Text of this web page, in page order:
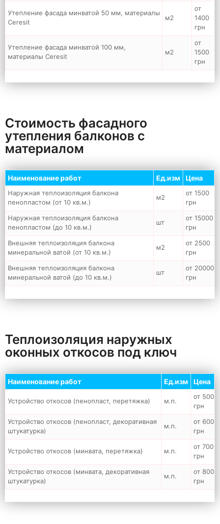
Утепление фасада минватой 50 мм, материалы
Ceresit
м2
от
1400
грн
Утепление фасада минватой 100 мм,
материалы Ceresit
м2
от
1500
грн
Стоимость фасадного
утепления балконов с
материалом
Наименование работ Ед.изм Цена
Наружная теплоизоляция балкона
пенопластом (от 10 кв.м.)
м2
от 1500
грн
Наружная теплоизоляция балкона
пенопластом (до 10 кв.м.)
шт
от 15000
грн
Внешняя теплоизоляция балкона
минеральной ватой (от 10 кв.м.)
м2
от 2500
грн
Внешняя теплоизоляция балкона
минеральной ватой (до 10 кв.м.)
шт
от 20000
грн
Теплоизоляция наружных
оконных откосов под ключ
Наименование работ Ед.изм Цена
Устройство откосов (пенопласт, перетяжка) м.п.
от 500
грн
Устройство откосов (пенопласт, декоративная
штукатурка)
м.п.
от 600
грн
Устройство откосов (минвата, перетяжка) м.п.
от 700
грн
Устройство откосов (минвата, декоративная
штукатурка)
м.п.
от 800
грн